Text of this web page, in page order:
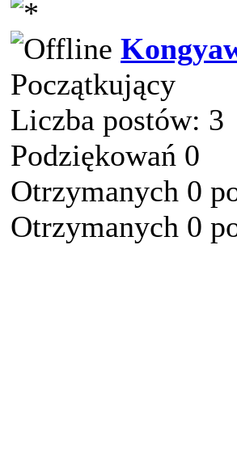
Początkujący
Liczba postów: 3
Podziękowań 0
Otrzymanych 0
Otrzymanych 0